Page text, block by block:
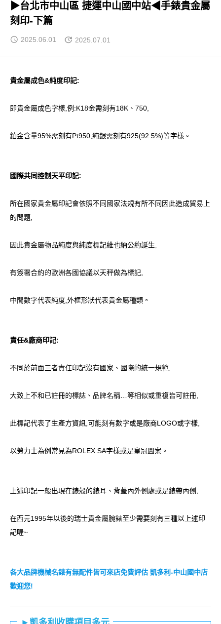
▶台北市中山區 捷運中山國中站◀手錶貴金屬
刻印-下篇
2025.06.01 2025.07.01
貴金屬成色&純度印記:
即貴金屬成色字樣,例:K18金需刻有18K、750,
鉑金含量95%需刻有Pt950,純銀需刻有925(92.5%)等字樣。
國際共同控制天平印記:
所在國家貴金屬印記會依照不同國家法規有所不同因此造成貿易上
的問題,
因此貴金屬物品純度與純度標記維也納公約誕生,
有簽署合約的歐洲各國協議以天秤做為標記,
中間數字代表純度,外框形狀代表貴金屬種類。
責任&廠商印記:
不同於前面三者責任印記沒有國家、國際的統一規範,
大致上不和已註冊的標誌、品牌名稱…等相似或重複皆可註冊,
此標記代表了生產方資訊,可能刻有數字或是廠商LOGO或字樣,
以勞力士為例常見為ROLEX SA字樣或是皇冠圖案。
上述印記一般出現在錶殼的錶耳、背蓋內外側處或是錶帶內側,
在西元1995年以後的瑞士貴金屬腕錶至少需要刻有三種以上述印
記喔~
各大品牌機械名錶有無配件皆可來店免費評估 凱多利-中山國中店
歡迎您!